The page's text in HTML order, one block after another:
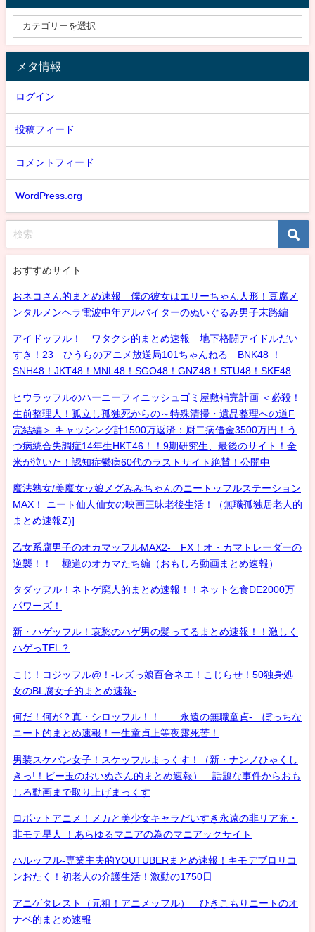
メタ情報
ログイン
投稿フィード
コメントフィード
WordPress.org
おすすめサイト
おネコさん的まとめ速報 僕の彼女はエリーちゃん人形！豆腐メ
ンタルメンヘラ電波中年アルバイターのぬいぐるみ男子末路編
アイドッフル！ ワタクシ的まとめ速報 地下格闘アイドルだい
すき！23 ひうらのアニメ放送局101ちゃんねる BNK48 ！
SNH48！JKT48！MNL48！SGO48！GNZ48！STU48！SKE48
ヒウラッフルのハーニーフィニッシュゴミ屋敷補完計画 ＜必殺！
生前整理人！孤立し孤独死からの～特殊清掃・遺品整理への道F
完結編＞ キャッシング計1500万返済：厨二病借金3500万円！う
つ病統合失調症14年生HKT46！！9期研究生、最後のサイト！全
米が泣いた！認知症鬱病60代のラストサイト絶賛！公開中
魔法熟女/美魔女ッ娘メグみみちゃんのニートッフルステーション
MAX！ ニート仙人仙女の映画三昧老後生活！（無職孤独居老人的
まとめ速報Z)]
乙女系腐男子のオカマッフルMAX2- FX！オ・カマトレーダーの
逆襲！！ 極道のオカマたち編（おもしろ動画まとめ速報）
タダッフル！ネトゲ廃人的まとめ速報！！ネット乞食DE2000万
パワーズ！
新・ハゲッフル！哀愁のハゲ男の髪ってるまとめ速報！！激しく
ハゲっTEL？
こじ！コジッフル@！-レズっ娘百合ネエ！こじらせ！50独身処
女のBL腐女子的まとめ速報-
何だ！何が？真・シロッフル！！ 永遠の無職童貞- ぼっちな
ニート的まとめ速報！一生童貞上等夜露死苦！
男装スケバン女子！スケッフルまっくす！（新・ナンノひゃくし
きっ!！ビー玉のおいぬさん的まとめ速報） 話題な事件からおも
しろ動画まで取り上げまっくす
ロボットアニメ！メカと美少女キャラだいすき永遠の非リア充・
非モテ星人 ！あらゆるマニアの為のマニアックサイト
ハルッフル-専業主夫的YOUTUBERまとめ速報！キモデブロリコ
ンおたく！初老人の介護生活！激動の1750日
アニゲタレスト（元祖！アニメッフル） ひきこもりニートのオ
ナベ的まとめ速報